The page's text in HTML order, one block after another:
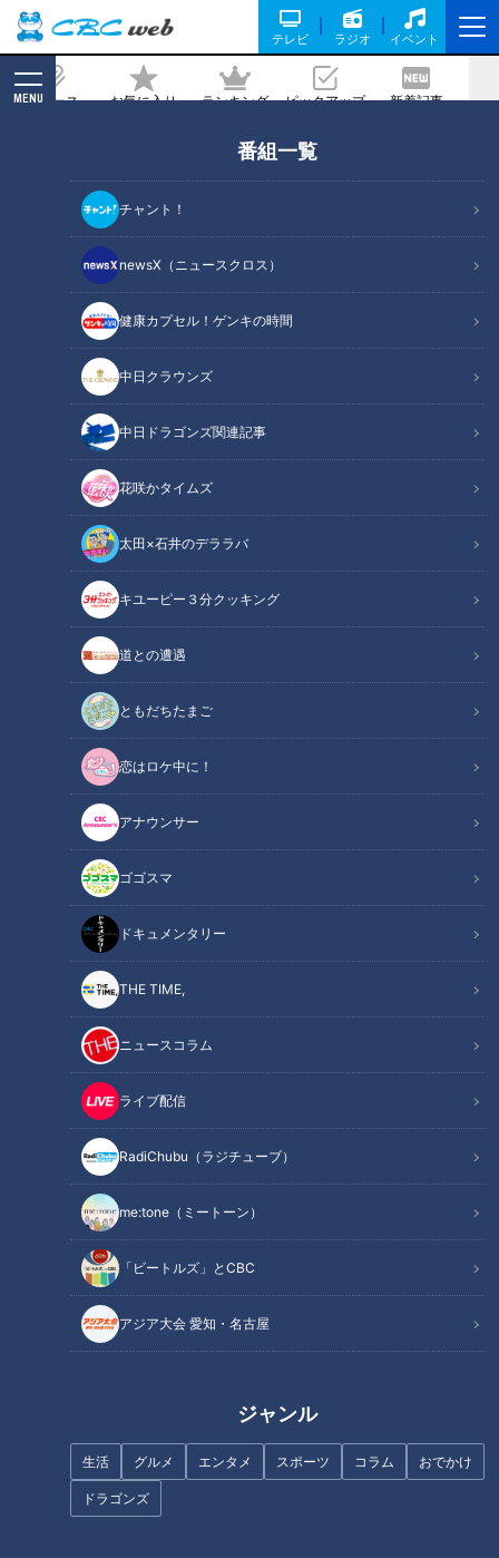
テレビ ラジオ イベント
ニュース お気に入り ランキング ピックアップ 新着記事
MENU
番組一覧
チャント！
newsX（ニュースクロス）
健康カプセル！ゲンキの時間
中日クラウンズ
中日ドラゴンズ関連記事
花咲かタイムズ
太田×石井のデララバ
キユーピー３分クッキング
道との遭遇
ともだちたまご
恋はロケ中に！
アナウンサー
ゴゴスマ
ドキュメンタリー
THE TIME,
ニュースコラム
ライブ配信
RadiChubu（ラジチューブ）
me:tone（ミートーン）
「ビートルズ」とCBC
アジア大会 愛知・名古屋
ジャンル
生活 グルメ エンタメ スポーツ コラム おでかけ
ドラゴンズ
で名古屋めしを存分に楽しめる居酒屋
「てしごと家」
記事に戻る
CBCテレビ：画像「デララバ」
この記事の画像（全12枚）
記事に戻る
この記事を見たあなたへのおすすめ
【初公開！完全版】７秒前の記
憶が消えていく女性・・“すべて